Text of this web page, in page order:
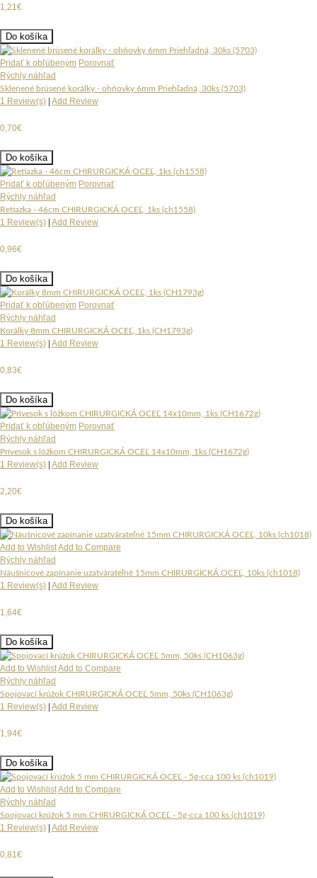
1,21€
Do košíka
Pridať k obľúbeným Porovnať
Rýchly náhľad
Sklenené brúsené korálky - ohňovky 6mm Priehľadná, 30ks (5703)
1 Review(s) Add Review
0,70€
Do košíka
Pridať k obľúbeným Porovnať
Rýchly náhľad
Retiazka - 46cm CHIRURGICKÁ OCEĽ, 1ks (ch1558)
1 Review(s) Add Review
0,96€
Do košíka
Pridať k obľúbeným Porovnať
Rýchly náhľad
Korálky 8mm CHIRURGICKÁ OCEĽ, 1ks (CH1793g)
1 Review(s) Add Review
0,83€
Do košíka
Pridať k obľúbeným Porovnať
Rýchly náhľad
Prívesok s lôžkom CHIRURGICKÁ OCEĽ 14x10mm, 1ks (CH1672g)
1 Review(s) Add Review
2,20€
Do košíka
Add to WishlistAdd to Compare
Rýchly náhľad
Náušnicové zapínanie uzatvárateľné 15mm CHIRURGICKÁ OCEĽ, 10ks (ch1018)
1 Review(s) Add Review
1,64€
Do košíka
Add to WishlistAdd to Compare
Rýchly náhľad
Spojovací krúžok CHIRURGICKÁ OCEĽ 5mm, 50ks (CH1063g)
1 Review(s) Add Review
1,94€
Do košíka
Add to WishlistAdd to Compare
Rýchly náhľad
Spojovací krúžok 5 mm CHIRURGICKÁ OCEĽ - 5g-cca 100 ks (ch1019)
1 Review(s) Add Review
0,81€